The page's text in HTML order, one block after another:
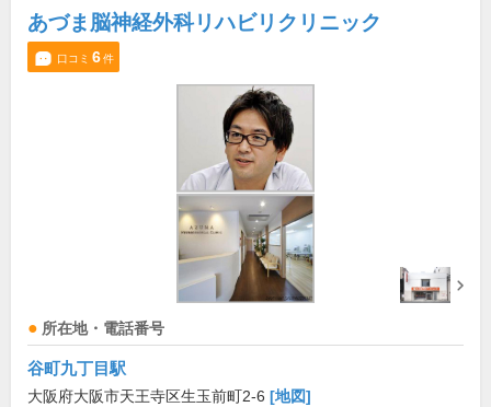
あづま脳神経外科リハビリクリニック
口コミ 6件
所在地・電話番号
谷町九丁目駅
大阪府大阪市天王寺区生玉前町2-6 [地図]